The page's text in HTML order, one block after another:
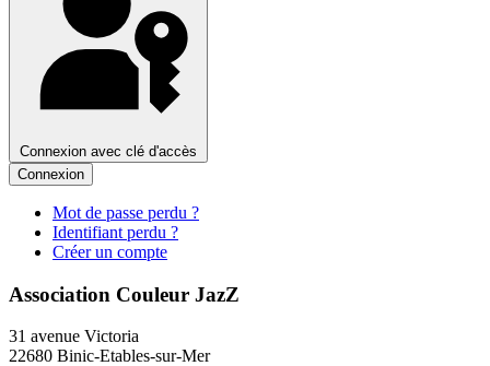
Connexion avec clé d'accès
Connexion
Mot de passe perdu ?
Identifiant perdu ?
Créer un compte
Association Couleur JazZ
31 avenue Victoria
22680 Binic-Etables-sur-Mer